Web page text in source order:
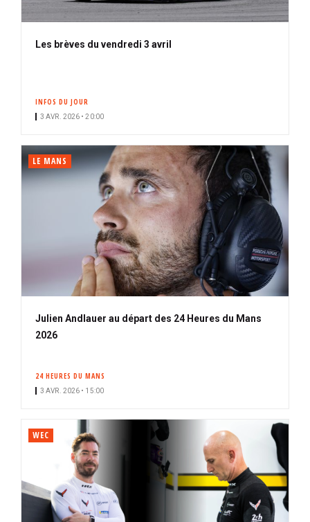
Les brèves du vendredi 3 avril
INFOS DU JOUR
3 AVR. 2026 • 20:00
LE MANS
Julien Andlauer au départ des 24 Heures du Mans
2026
24 HEURES DU MANS
3 AVR. 2026 • 15:00
WEC